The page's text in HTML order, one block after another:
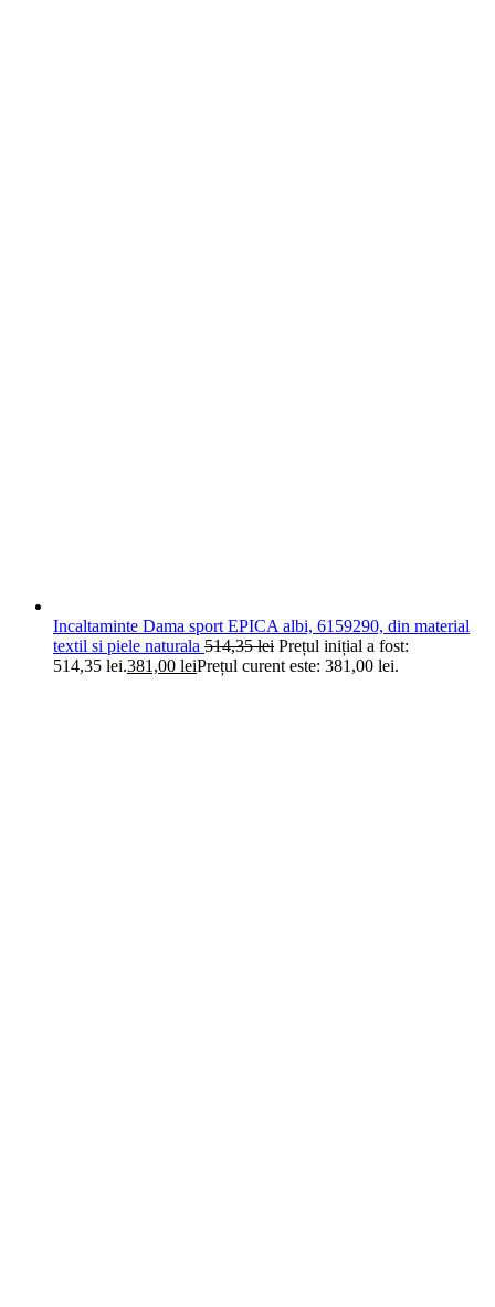
Incaltaminte Dama sport EPICA albi, 6159290, din material
textil si piele naturala 514,35lei Prețul inițial a fost:
514,35 lei.381,00 leiPrețul curent este: 381,00 lei.